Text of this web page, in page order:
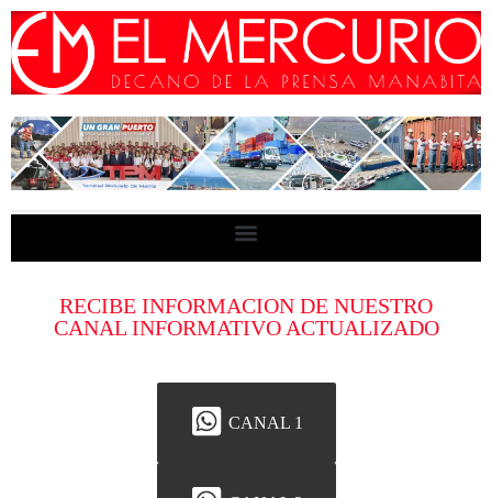
RECIBE INFORMACION DE NUESTRO
CANAL INFORMATIVO ACTUALIZADO
CANAL 1